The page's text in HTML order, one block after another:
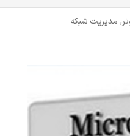
, مدیریت شبکه